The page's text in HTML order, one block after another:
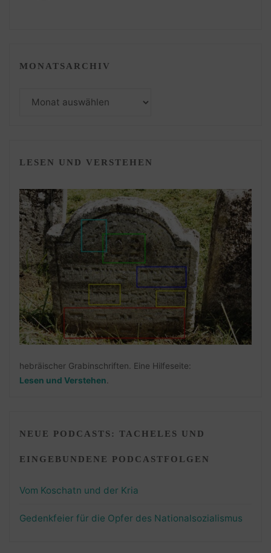
MONATSARCHIV
LESEN UND VERSTEHEN
hebräischer Grabinschriften. Eine Hilfeseite:
Lesen und Verstehen
NEUE PODCASTS: TACHELES UND
EINGEBUNDENE PODCASTFOLGEN
Vom Koschatn und der Kria
Gedenkfeier für die Opfer des Nationalsozialismus